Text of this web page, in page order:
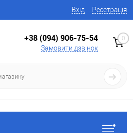
Вхід Реєстрація
+38 (094) 906-75-54
Замовити дзвінок
0